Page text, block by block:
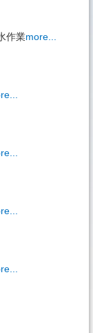
作業more...